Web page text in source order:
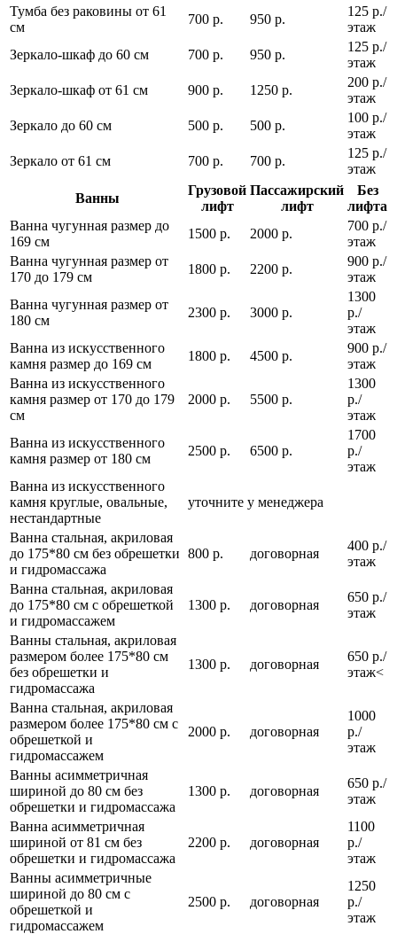
Тумба без раковины от 61
см
700 р. 950 р.
125 р./
этаж
Зеркало-шкаф до 60 см
700 р. 950 р.
125 р./
этаж
Зеркало-шкаф от 61 см
900 р. 1250 р.
200 р./
этаж
Зеркало до 60 см
500 р. 500 р.
100 р./
этаж
Зеркало от 61 см
700 р. 700 р.
125 р./
этаж
Ванны
Грузовой
лифт
Пассажирский
лифт
Без
лифта
Ванна чугунная размер до
169 см
1500 р. 2000 р.
700 р./
этаж
Ванна чугунная размер от
170 до 179 см
1800 р. 2200 р.
900 р./
этаж
Ванна чугунная размер от
180 см
2300 р. 3000 р.
1300
р./
этаж
Ванна из искусственного
камня размер до 169 см
1800 р. 4500 р.
900 р./
этаж
Ванна из искусственного
камня размер от 170 до 179
см
2000 р. 5500 р.
1300
р./
этаж
Ванна из искусственного
камня размер от 180 см
2500 р. 6500 р.
1700
р./
этаж
Ванна из искусственного
камня круглые, овальные,
нестандартные
уточните у менеджера
Ванна стальная, акриловая
до 175*80 см без обрешетки
и гидромассажа
800 р. договорная
400 р./
этаж
Ванна стальная, акриловая
до 175*80 см с обрешеткой
и гидромассажем
1300 р. договорная
650 р./
этаж
Ванны стальная, акриловая
размером более 175*80 см
без обрешетки и
гидромассажа
1300 р. договорная
650 р./
этаж<
Ванна стальная, акриловая
размером более 175*80 см с
обрешеткой и
гидромассажем
2000 р. договорная
1000
р./
этаж
Ванны асимметричная
шириной до 80 см без
обрешетки и гидромассажа
1300 р. договорная
650 р./
этаж
Ванна асимметричная
шириной от 81 см без
обрешетки и гидромассажа
2200 р. договорная
1100
р./
этаж
Ванны асимметричные
шириной до 80 см с
обрешеткой и
гидромассажем
2500 р. договорная
1250
р./
этаж